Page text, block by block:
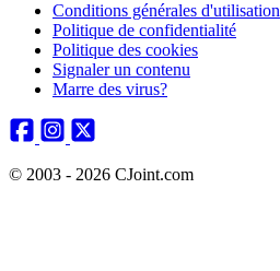
Conditions générales d'utilisation
Politique de confidentialité
Politique des cookies
Signaler un contenu
Marre des virus?
© 2003 - 2026 CJoint.com